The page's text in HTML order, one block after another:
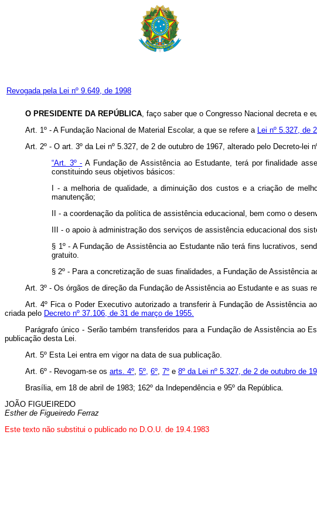
Revogada pela Lei nº 9.649, de 1998
O PRESIDENTE DA REPÚBLICA, faço saber que o Congresso Nacional decreta e
Art. 1º - A Fundação Nacional de Material Escolar, a que se refere a Lei nº 5.327, de
Art. 2º - O art. 3º da Lei nº 5.327, de 2 de outubro de 1967, alterado pelo Decreto-
“Art. 3º - A Fundação de Assistência ao Estudante, terá por finalidade
constituindo seus objetivos básicos:
I - a melhoria de qualidade, a diminuição dos custos e a criação de
manutenção;
II - a coordenação da política de assistência educacional, bem como o
III - o apoio à administração dos serviços de assistência educacional dos
§ 1º - A Fundação de Assistência ao Estudante não terá fins lucrativos,
gratuito.
§ 2º - Para a concretização de suas finalidades, a Fundação de Assistência
Art. 3º - Os órgãos de direção da Fundação de Assistência ao Estudante e as suas
Art. 4º Fica o Poder Executivo autorizado a transferir à Fundação de Assistência
criada pelo Decreto nº 37.106, de 31 de março de 1955.
Parágrafo único - Serão também transferidos para a Fundação de Assistência ao
publicação desta Lei.
Art. 5º Esta Lei entra em vigor na data de sua publicação.
Art. 6º - Revogam-se os arts. 4º, 5º, 6º, 7º e 8º da Lei nº 5.327, de 2 de outubro de
Brasília, em 18 de abril de 1983; 162º da Independência e 95º da República.
JOÃO FIGUEIREDO
Esther de Figueiredo Ferraz
Este texto não substitui o publicado no D.O.U. de 19.4.1983